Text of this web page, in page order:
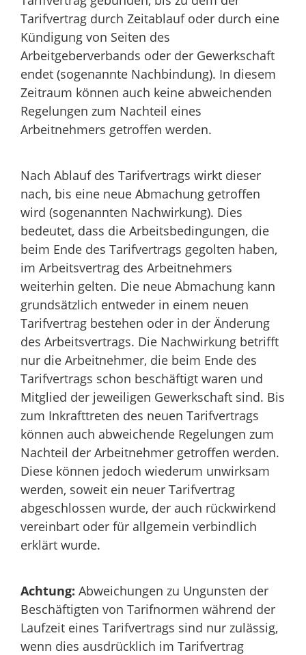
Tarifvertrag durch Zeitablauf oder durch eine
Kündigung von Seiten des
Arbeitgeberverbands oder der Gewerkschaft
endet (sogenannte Nachbindung). In diesem
Zeitraum können auch keine abweichenden
Regelungen zum Nachteil eines
Arbeitnehmers getroffen werden.
Nach Ablauf des Tarifvertrags wirkt dieser
nach, bis eine neue Abmachung getroffen
wird (sogenannten Nachwirkung). Dies
bedeutet, dass die Arbeitsbedingungen, die
beim Ende des Tarifvertrags gegolten haben,
im Arbeitsvertrag des Arbeitnehmers
weiterhin gelten. Die neue Abmachung kann
grundsätzlich entweder in einem neuen
Tarifvertrag bestehen oder in der Änderung
des Arbeitsvertrags. Die Nachwirkung betrifft
nur die Arbeitnehmer, die beim Ende des
Tarifvertrags schon beschäftigt waren und
Mitglied der jeweiligen Gewerkschaft sind. Bis
zum Inkrafttreten des neuen Tarifvertrags
können auch abweichende Regelungen zum
Nachteil der Arbeitnehmer getroffen werden.
Diese können jedoch wiederum unwirksam
werden, soweit ein neuer Tarifvertrag
abgeschlossen wurde, der auch rückwirkend
vereinbart oder für allgemein verbindlich
erklärt wurde.
Achtung: Abweichungen zu Ungunsten der
Beschäftigten von Tarifnormen während der
Laufzeit eines Tarifvertrags sind nur zulässig,
wenn dies ausdrücklich im Tarifvertrag